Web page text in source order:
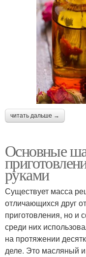
читать дальше →
Основные
руками
Существует масса
отличающихся друг
приготовления, но и
среди них
на протяжении
деле. Это масляный